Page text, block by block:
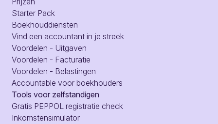
Starter Pack
Boekhouddiensten
Vind een accountant in je streek
Voordelen - Uitgaven
Voordelen - Facturatie
Voordelen - Belastingen
Accountable voor boekhouders
Tools voor zelfstandigen
Gratis PEPPOL registratie check
Inkomstensimulator